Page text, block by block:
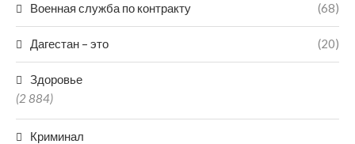
Военная служба по контракту (68)
Дагестан – это (20)
Здоровье
(2 884)
Криминал